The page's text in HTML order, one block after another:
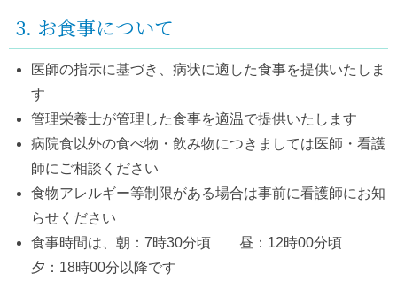
3. お食事について
医師の指示に基づき、病状に適した食事を提供いたしま
す
管理栄養士が管理した食事を適温で提供いたします
病院食以外の食べ物・飲み物につきましては医師・看護
師にご相談ください
食物アレルギー等制限がある場合は事前に看護師にお知
らせください
食事時間は、朝：7時30分頃 昼：12時00分頃
夕：18時00分以降です